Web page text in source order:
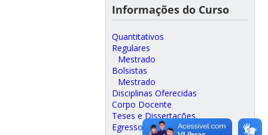
Informações do Curso
Quantitativos
Regulares
Mestrado
Bolsistas
Mestrado
Disciplinas Oferecidas
Corpo Docente
Teses e Dissertações
Egressos